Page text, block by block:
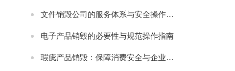
文件销毁公司的服务体系与安全操作规范
电子产品销毁的必要性与规范操作指南
瑕疵产品销毁：保障消费安全与企业信誉的关键举措